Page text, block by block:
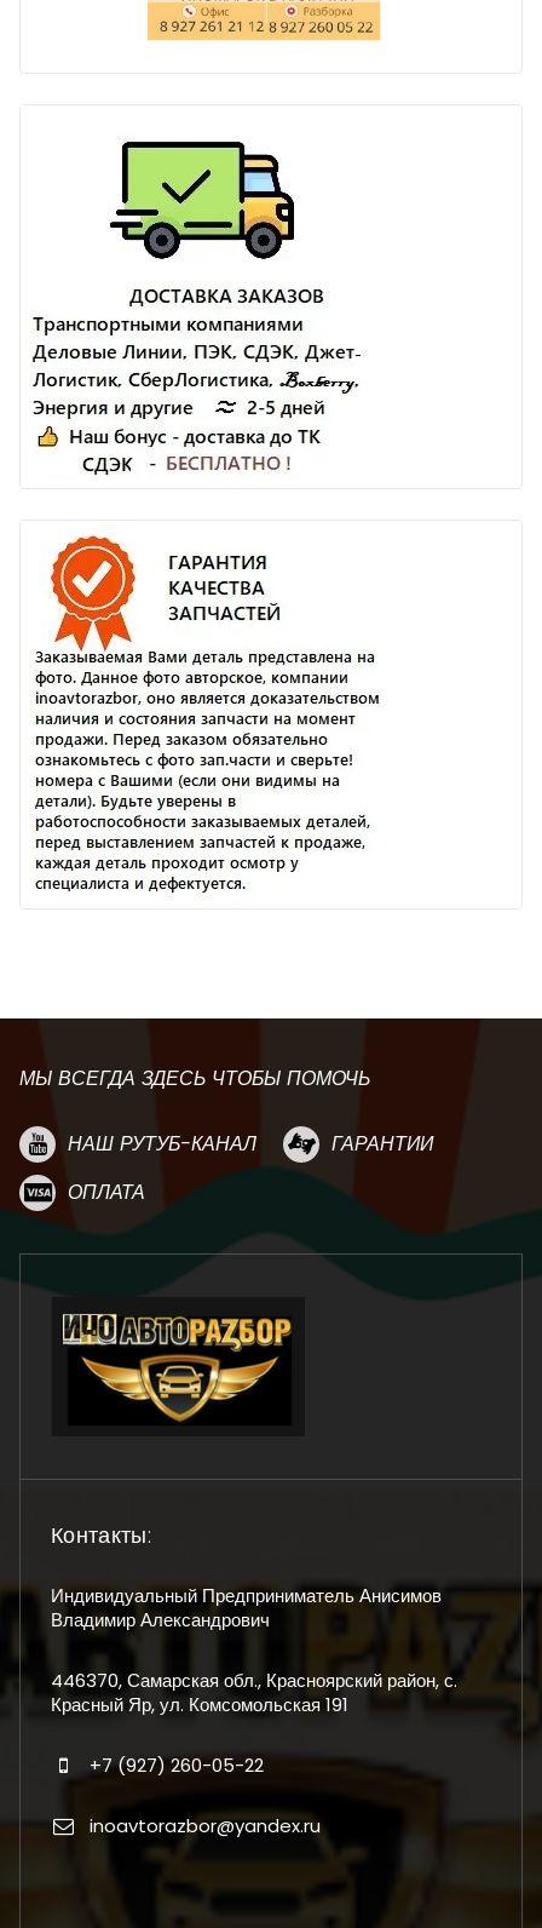
МЫ ВСЕГДА ЗДЕСЬ ЧТОБЫ ПОМОЧЬ
НАШ РУТУБ-КАНАЛ
ГАРАНТИИ
ОПЛАТА
Контакты:
Индивидуальный Предприниматель Анисимов
Владимир Александрович
446370, Самарская обл., Красноярский район, с.
Красный Яр, ул. Комсомольская 191
+7 (927) 260-05-22
inoavtorazbor@yandex.ru